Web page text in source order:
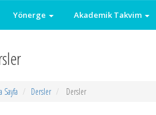
Yönerge Akademik Takvim
Sayfa Dersler Dersler